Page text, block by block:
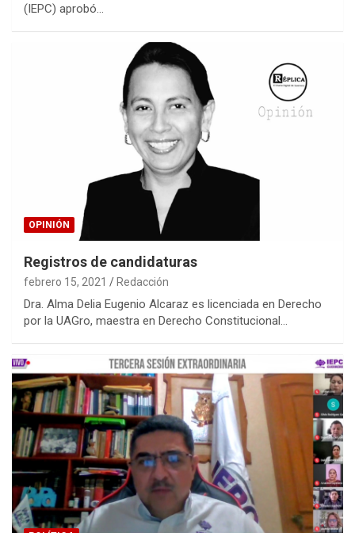
(IEPC) aprobó…
OPINIÓN
Registros de candidaturas
febrero 15, 2021 Redacción
Dra. Alma Delia Eugenio Alcaraz es licenciada en Derecho
por la UAGro, maestra en Derecho Constitucional…